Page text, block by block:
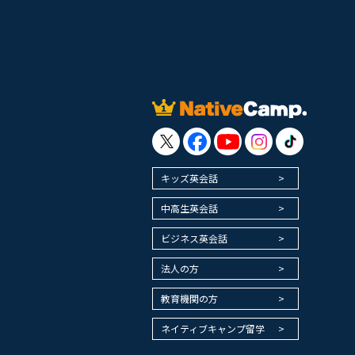
キッズ英会話
中高生英会話
ビジネス英会話
法人の方
教育機関の方
ネイティブキャンプ留学